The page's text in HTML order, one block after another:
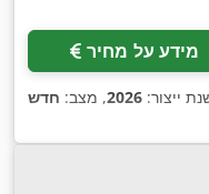
מידע על מחיר
ייצור: 2026, מצב: חדש